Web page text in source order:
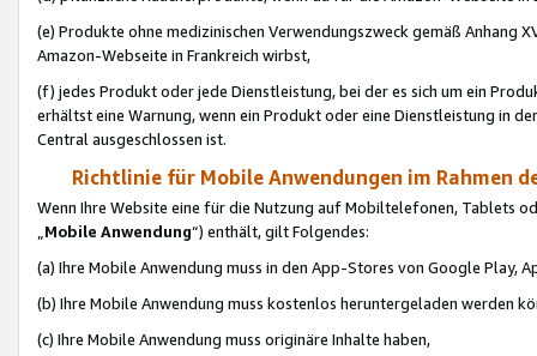
(e) Produkte ohne medizinischen Verwendungszweck gemäß Anhang
Amazon-Webseite in Frankreich wirbst,
(f) jedes Produkt oder jede Dienstleistung, bei der es sich um ein
erhältst eine Warnung, wenn ein Produkt oder eine Dienstleistung in
Central ausgeschlossen ist.
Richtlinie für Mobile Anwendungen im Rahmen
Wenn Ihre Website eine für die Nutzung auf Mobiltelefonen, Tablets
„Mobile Anwendung“) enthält, gilt Folgendes:
(a) Ihre Mobile Anwendung muss in den App-Stores von Google Play,
(b) Ihre Mobile Anwendung muss kostenlos heruntergeladen werden
(c) Ihre Mobile Anwendung muss originäre Inhalte haben,